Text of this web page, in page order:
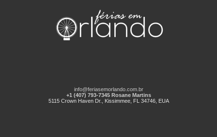
info@feriasemorlando.com.br
+1 (407) 793-7345 Rosane Martins
5115 Crown Haven Dr., Kissimmee, FL 34746, EUA